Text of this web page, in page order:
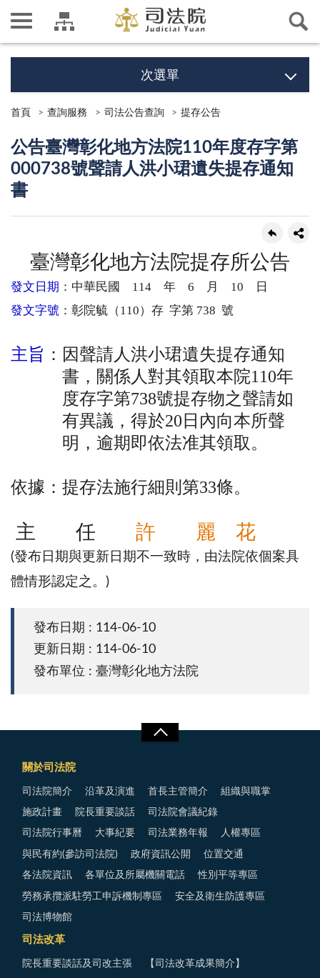
次選單
首頁 查詢服務 司法公告查詢 提存公告
公告臺灣彰化地方法院110年度存字第
000738號聲請人洪小珺遺失提存通知
書
臺灣彰化地方法院提存所公告
發文日期 ：中華民國 114 年 6 月 10 日
發文字號 ：彰院毓（110）存 字第 738 號
主旨 ：因聲請人洪小珺遺失提存通知
書，關係人對其領取本院110年
度存字第738號提存物之聲請如
有異議，得於20日內向本所聲
明，逾期即依法准其領取。
依據：提存法施行細則第33條。
主 任 許 麗 花
(發布日期與更新日期不一致時，由法院依個案具
體情形認定之。)
發布日期 : 114-06-10
更新日期 : 114-06-10
發布單位 : 臺灣彰化地方法院
關於司法院
司法院簡介 沿革及演進 首長主管簡介 組織與職掌
施政計畫 院長重要談話 司法院會議紀錄
司法院行事曆 大事紀要 司法業務年報 人權專區
與民有約(參訪司法院) 政府資訊公開 位置交通
各法院資訊 各單位及所屬機關電話 性別平等專區
勞務承攬派駐勞工申訴機制專區 安全及衛生防護專區
司法博物館
司法改革
院長重要談話及司改主張 【司法改革成果簡介】